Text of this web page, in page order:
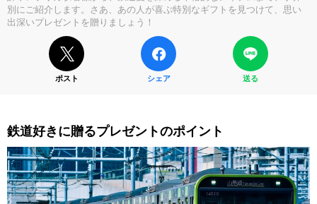
別にご紹介します。さあ、あの人が喜ぶ特別なギフトを見つけて、思い
出深いプレゼントを贈りましょう！
ポスト シェア 送る
鉄道好きに贈るプレゼントのポイント